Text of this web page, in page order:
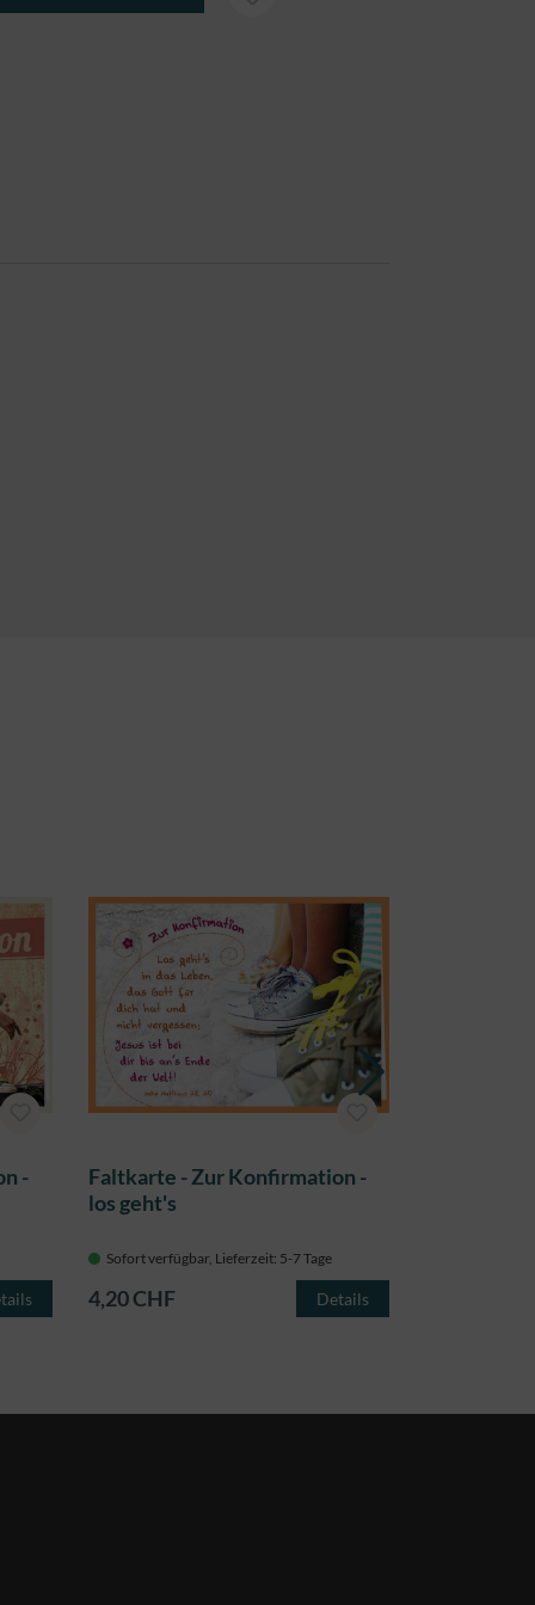
-
Faltkarte - Zur Konfirmation -
los geht's
Sofort verfügbar, Lieferzeit: 5-7 Tage
4,20 CHF Details